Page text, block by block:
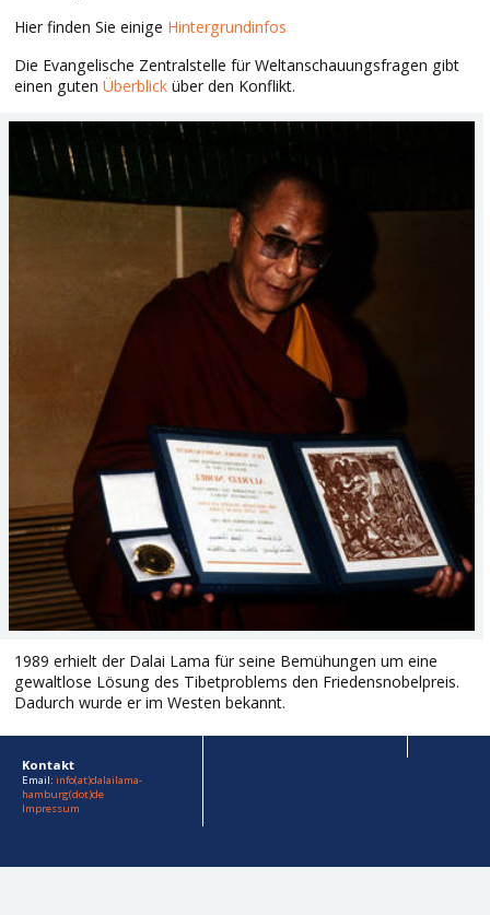
Hier finden Sie einige Hintergrundinfos
Die Evangelische Zentralstelle für Weltanschauungsfragen gibt
einen gutenÜberblick über den Konflikt.
1989 erhielt der Dalai Lama für seine Bemühungen um eine
gewaltlose Lösung des Tibetproblems den Friedensnobelpreis.
Dadurch wurde er im Westen bekannt.
Kontakt
Email: info(at)dalailama-
hamburg(dot)de
Impressum